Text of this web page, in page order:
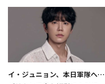
イ・ジュニョン、本日軍隊へ…